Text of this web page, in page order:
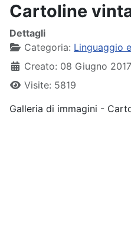
Cartoline
Dettagli
Categoria: Linguaggio
Creato: 08 Giugno 2017
Visite: 5819
Galleria di immagini -